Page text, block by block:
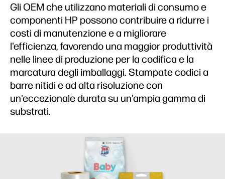
Gli OEM che utilizzano materiali di consumo e
componenti HP possono contribuire a ridurre i
costi di manutenzione e a migliorare
l'efficienza, favorendo una maggior produttività
nelle linee di produzione per la codifica e la
marcatura degli imballaggi. Stampate codici a
barre nitidi e ad alta risoluzione con
un'eccezionale durata su un'ampia gamma di
substrati.